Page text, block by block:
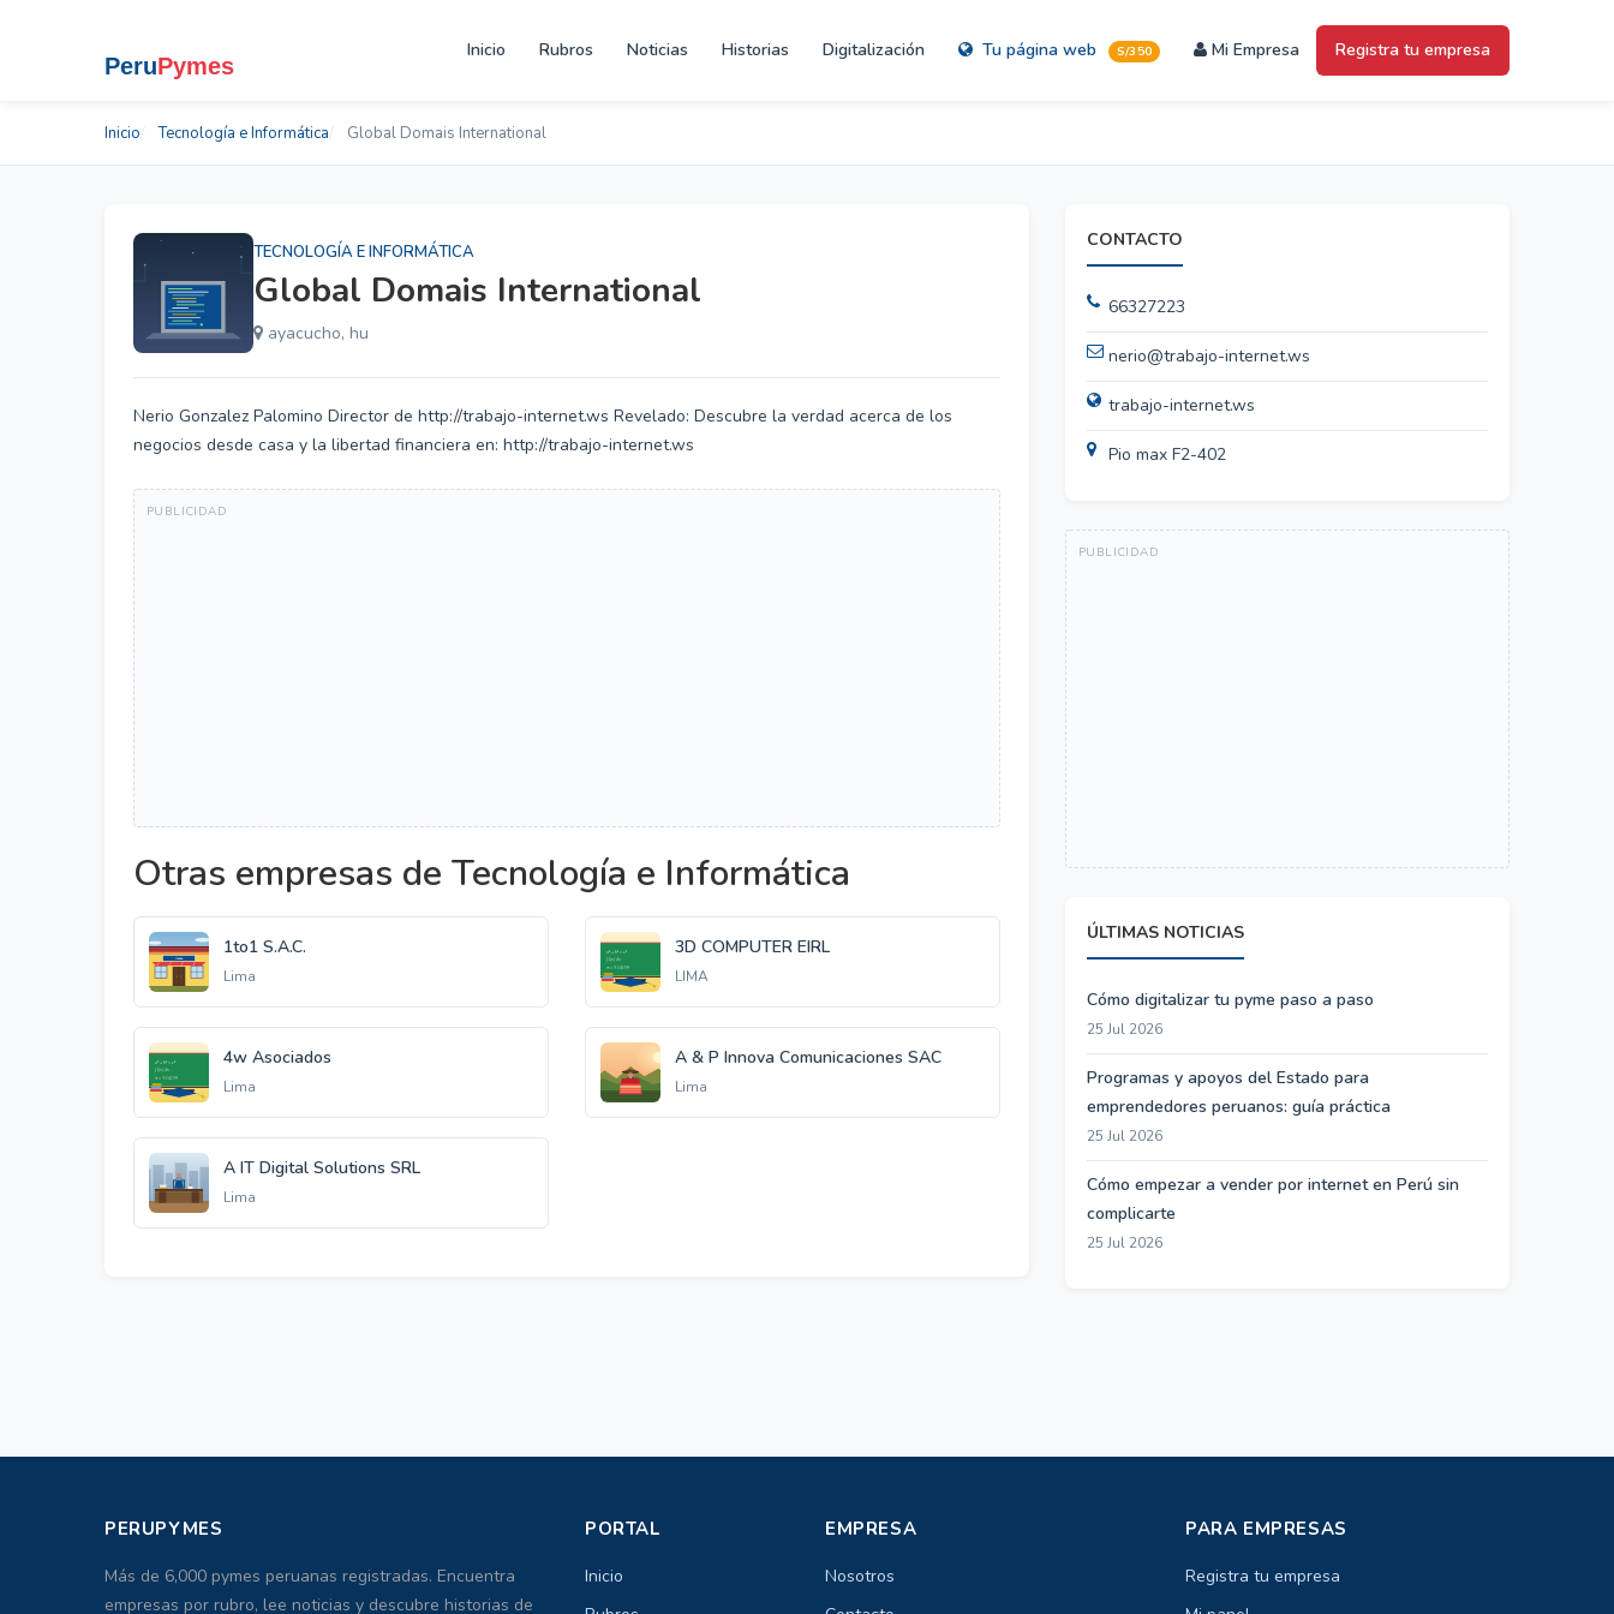
Inicio Rubros Noticias Historias Digitalización Tu página web S/350 Mi Empresa Registra tu empresa
Inicio Tecnología e Informática Global Domais International
TECNOLOGÍA E INFORMÁTICA
Global Domais International
ayacucho, hu
Nerio Gonzalez Palomino Director de http://trabajo-internet.ws Revelado: Descubre la verdad acerca de los
negocios desde casa y la libertad financiera en: http://trabajo-internet.ws
Otras empresas de Tecnología e Informática
1to1 S.A.C.
Lima
3D COMPUTER EIRL
LIMA
4w Asociados
Lima
A & P Innova Comunicaciones SAC
Lima
A IT Digital Solutions SRL
Lima
CONTACTO
66327223
nerio@trabajo-internet.ws
trabajo-internet.ws
Pio max F2-402
ÚLTIMAS NOTICIAS
Cómo digitalizar tu pyme paso a paso
25 Jul 2026
Programas y apoyos del Estado para
emprendedores peruanos: guía práctica
25 Jul 2026
Cómo empezar a vender por internet en Perú sin
complicarte
25 Jul 2026
PERUPYMES
Más de 6,000 pymes peruanas registradas. Encuentra
empresas por rubro, lee noticias y descubre historias de
PORTAL
Inicio
EMPRESA
Nosotros
PARA EMPRESAS
Registra tu empresa